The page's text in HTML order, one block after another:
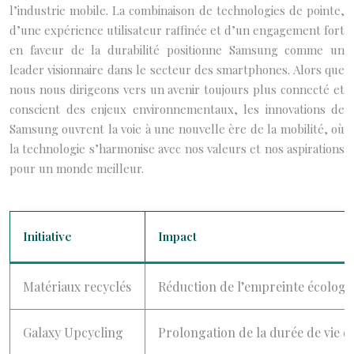
l’industrie mobile. La combinaison de technologies de pointe,
d’une expérience utilisateur raffinée et d’un engagement fort
en faveur de la durabilité positionne Samsung comme un
leader visionnaire dans le secteur des smartphones. Alors que
nous nous dirigeons vers un avenir toujours plus connecté et
conscient des enjeux environnementaux, les innovations de
Samsung ouvrent la voie à une nouvelle ère de la mobilité, où
la technologie s’harmonise avec nos valeurs et nos aspirations
pour un monde meilleur.
Initiative Impact
Matériaux recyclés Réduction de l’empreinte
Galaxy Upcycling Prolongation de la durée de vie